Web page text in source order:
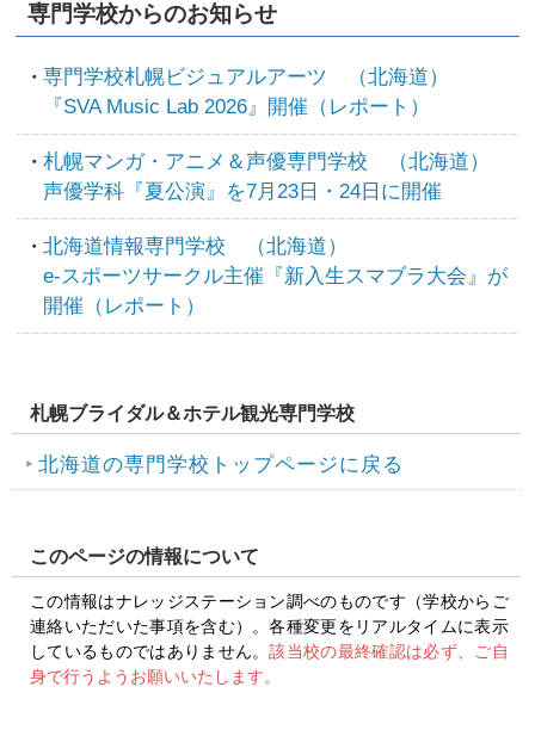
専門学校からのお知らせ
専門学校札幌ビジュアルアーツ （北海道）
『SVA Music Lab 2026』開催（レポート）
札幌マンガ・アニメ＆声優専門学校 （北海道）
声優学科『夏公演』を7月23日・24日に開催
北海道情報専門学校 （北海道）
e-スポーツサークル主催『新入生スマブラ大会』が
開催（レポート）
札幌ブライダル＆ホテル観光専門学校
北海道の専門学校トップページに戻る
このページの情報について
この情報はナレッジステーション調べのものです（学校からご
連絡いただいた事項を含む）。各種変更をリアルタイムに表示
しているものではありません。該当校の最終確認は必ず、ご自
身で行うようお願いいたします。